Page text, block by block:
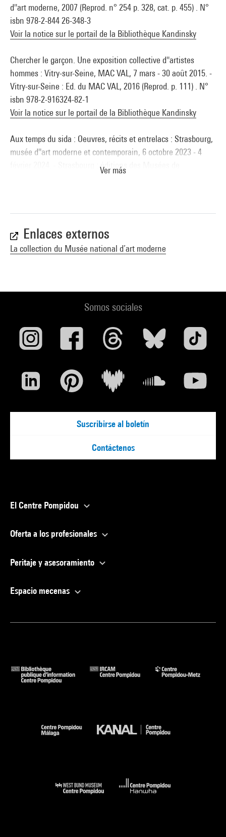
d''art moderne, 2007 (Reprod. n° 254 p. 328, cat. p. 455) . N°
isbn 978-2-844 26-348-3
Voir la notice sur le portail de la Bibliothèque Kandinsky
Chercher le garçon. Une exposition collective d''artistes
hommes : Vitry-sur-Seine, MAC VAL, 7 mars - 30 août 2015. -
Vitry-sur-Seine : Ed. du MAC VAL, 2016 (Reprod. p. 111) . N°
isbn 978-2-916324-82-1
Voir la notice sur le portail de la Bibliothèque Kandinsky
Aux temps du sida : Oeuvres, récits et entrelacs : Strasbourg,
musée d''art moderne et contemporain, 6 octobre 2023 - 4
février 2024. - Strasbourg : éditions des Musées de
Ver más
Enlaces externos
La collection du Musée national d’art moderne
Somos sociales
Suscribirse al boletín
Contáctenos
El Centre Pompidou
Oferta a los profesionales
Peritaje y asesoramiento
Espacio mecenas